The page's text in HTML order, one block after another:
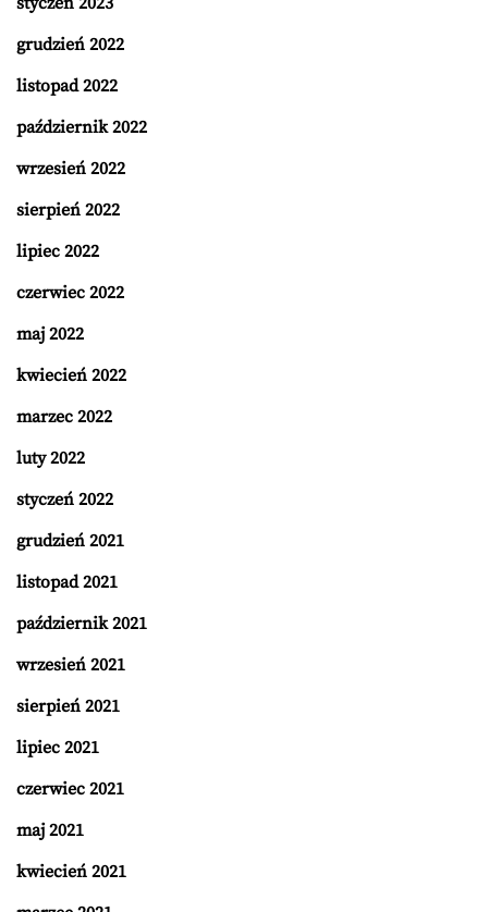
grudzień 2022
listopad 2022
październik 2022
wrzesień 2022
sierpień 2022
lipiec 2022
czerwiec 2022
maj 2022
kwiecień 2022
marzec 2022
luty 2022
styczeń 2022
grudzień 2021
listopad 2021
październik 2021
wrzesień 2021
sierpień 2021
lipiec 2021
czerwiec 2021
maj 2021
kwiecień 2021